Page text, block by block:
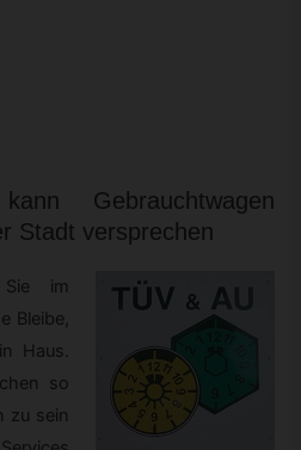
Gebrauchtwagen
Stadt versprechen
Sie im
Bleibe,
Haus.
so
zu sein